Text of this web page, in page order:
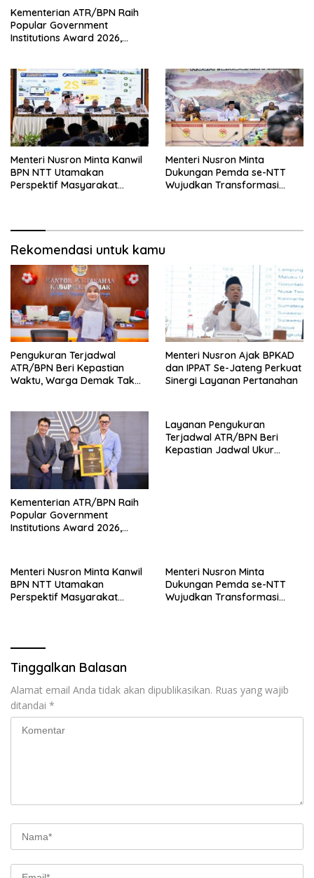
Kementerian ATR/BPN Raih
Popular Government
Institutions Award 2026,
Menteri Nusron Minta Kanwil
BPN NTT Utamakan
Perspektif Masyarakat
Menteri Nusron Minta
Dukungan Pemda se-NTT
Wujudkan Transformasi
Rekomendasi untuk kamu
Pengukuran Terjadwal
ATR/BPN Beri Kepastian
Waktu, Warga Demak Tak
Menteri Nusron Ajak BPKAD
dan IPPAT Se-Jateng Perkuat
Sinergi Layanan Pertanahan
Kementerian ATR/BPN Raih
Popular Government
Institutions Award 2026,
Layanan Pengukuran
Terjadwal ATR/BPN Beri
Kepastian Jadwal Ukur
Menteri Nusron Minta Kanwil
BPN NTT Utamakan
Perspektif Masyarakat
Menteri Nusron Minta
Dukungan Pemda se-NTT
Wujudkan Transformasi
Tinggalkan Balasan
Alamat email Anda tidak akan dipublikasikan. Ruas yang wajib
ditandai *